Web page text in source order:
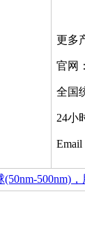
更多
官网：
全国
24小
Email
500nm)